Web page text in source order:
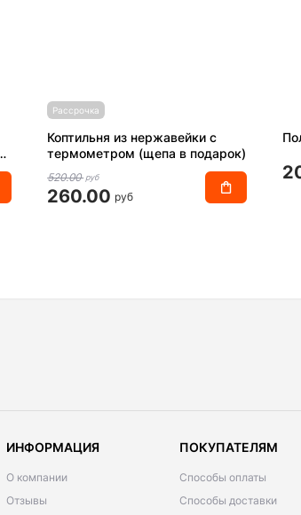
Рассрочка
Коптильня из нержавейки с
термометром (щепа в подарок)
520.00 руб
260.00 руб
ИНФОРМАЦИЯ
О компании
Отзывы
ПОКУПАТЕЛЯМ
Способы оплаты
Способы доставки